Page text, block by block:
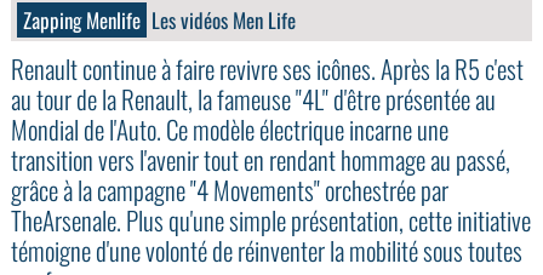
Zapping Menlife Les vidéos Men Life
Renault continue à faire revivre ses icônes. Après la R5 c'est
au tour de la Renault, la fameuse "4L" d'être présentée au
Mondial de l'Auto. Ce modèle électrique incarne une
transition vers l'avenir tout en rendant hommage au passé,
grâce à la campagne "4 Movements" orchestrée par
TheArsenale. Plus qu'une simple présentation, cette initiative
témoigne d'une volonté de réinventer la mobilité sous toutes